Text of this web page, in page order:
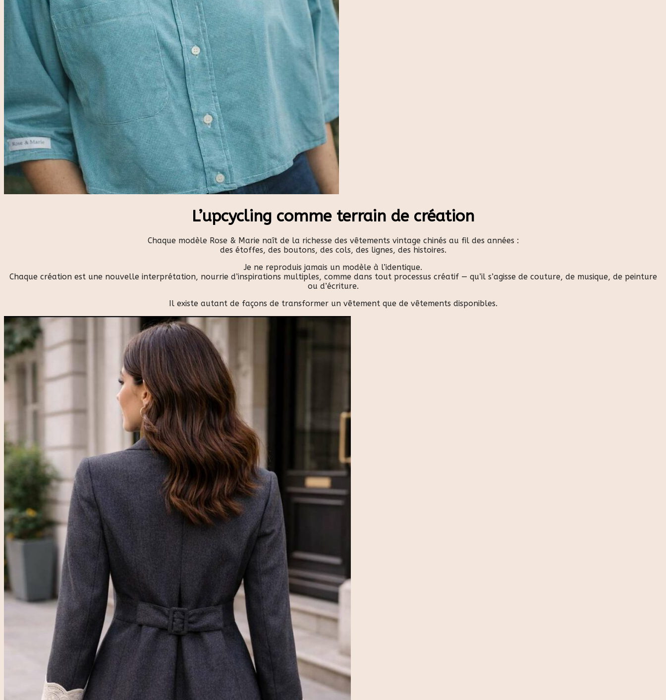
L’upcycling comme terrain de création
Chaque modèle Rose & Marie naît de la richesse des vêtements vintage chinés au fil des années :
des étoffes, des boutons, des cols, des lignes, des histoires.
Je ne reproduis jamais un modèle à l’identique.
Chaque création est une nouvelle interprétation, nourrie d’inspirations multiples, comme dans tout processus créatif — qu’il s’agisse de couture, de musique, de peinture
ou d’écriture.
Il existe autant de façons de transformer un vêtement que de vêtements disponibles.